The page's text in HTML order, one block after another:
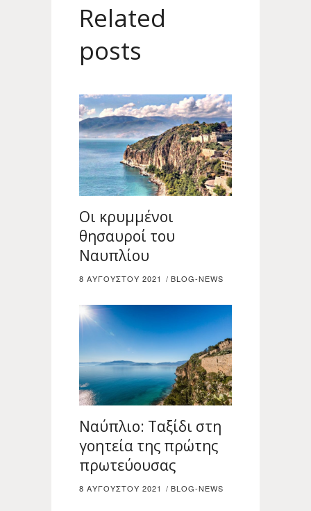
Related
posts
Οι κρυμμένοι
θησαυροί του
Ναυπλίου
8 ΑΥΓΟΎΣΤΟΥ 2021 BLOG-NEWS
Ναύπλιο: Ταξίδι στη
γοητεία της πρώτης
πρωτεύουσας
8 ΑΥΓΟΎΣΤΟΥ 2021 BLOG-NEWS